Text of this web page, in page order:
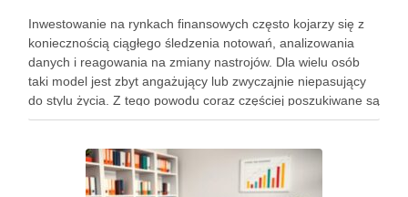
Inwestowanie na rynkach finansowych często kojarzy się z
koniecznością ciągłego śledzenia notowań, analizowania
danych i reagowania na zmiany nastrojów. Dla wielu osób
taki model jest zbyt angażujący lub zwyczajnie niepasujący
do stylu życia. Z tego powodu coraz częściej poszukiwane są
rozwiązania, które pozwalają uczestniczyć w rynku w sposób